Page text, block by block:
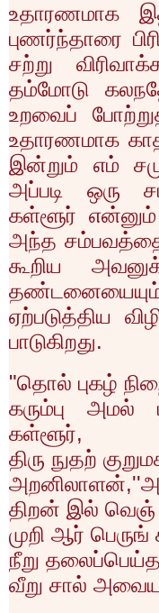
உதாரணமாக
புணர்ந்தாரை
சற்று
தம்மோடு
உறவைப்
உதாரணமாக
இன்றும் எம்
அப்படி ஒரு
கள்ளூர்
அந்த
கூறிய
ஏற்படுத்திய
பாடுகிறது.
"தொல் புகழ்
கரும்பு அமல்
கள்ளூர்,
திரு நுதற்
அறனிலாளன்,''
திறன் இல் வெஞ்
முறி ஆர் பெருங்
நீறு
வீறு சால்